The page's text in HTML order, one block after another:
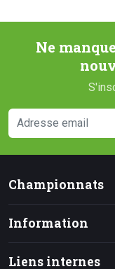
Ne
Championnats
Information
Liens internes